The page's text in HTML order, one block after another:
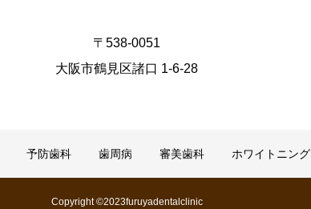
〒538-0051
大阪市鶴見区諸口 1-6-28
予防歯科 歯周病 審美歯科 ホワイトニング
Copyright ©2023furuyadentalclinic